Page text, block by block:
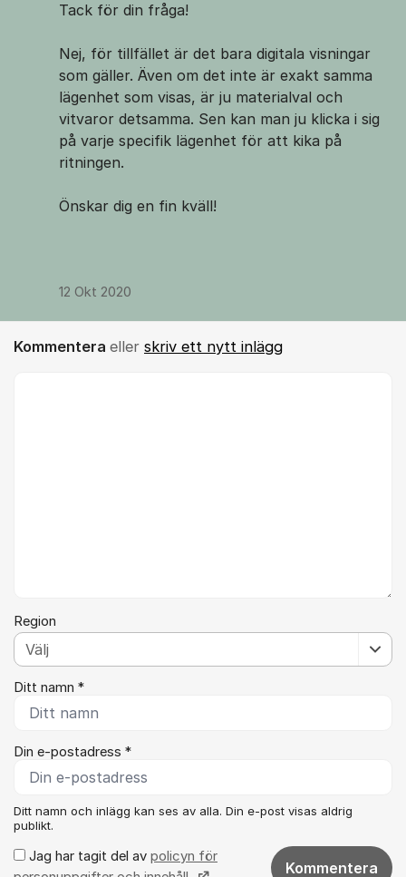
Tack för din fråga!
Nej, för tillfället är det bara digitala visningar
som gäller. Även om det inte är exakt samma
lägenhet som visas, är ju materialval och
vitvaror detsamma. Sen kan man ju klicka i sig
på varje specifik lägenhet för att kika på
ritningen.
Önskar dig en fin kväll!
12 Okt 2020
Kommentera eller skriv ett nytt inlägg
Region
Ditt namn *
Din e-postadress *
Ditt namn och inlägg kan ses av alla. Din e-post visas aldrig
publikt.
Jag har tagit del av policyn för
Kommentera